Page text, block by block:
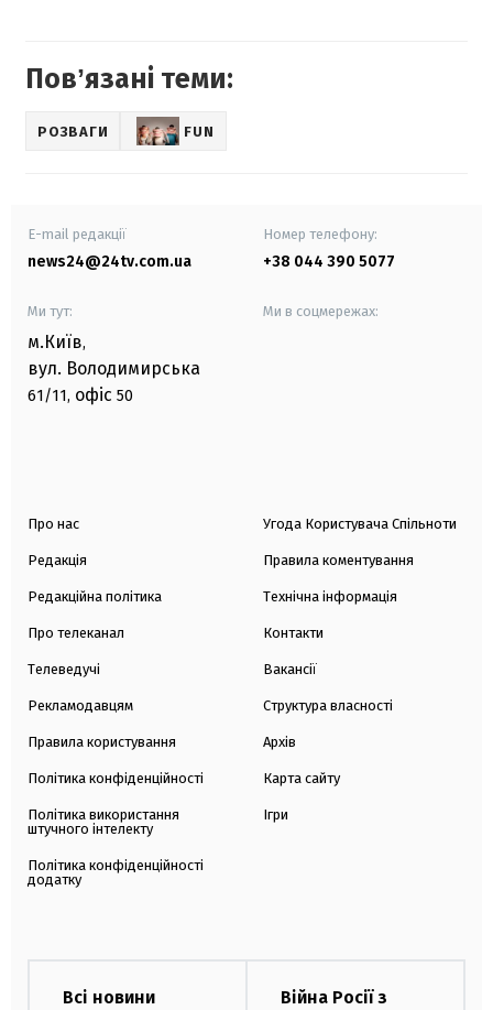
Повʼязані теми:
РОЗВАГИ FUN
E-mail редакції
news24@24tv.com.ua
Номер телефону:
+38 044 390 5077
Ми тут:
м.Київ,
вул. Володимирська
61/11, офіс 50
Ми в соцмережах:
Про нас
Редакція
Редакційна політика
Про телеканал
Телеведучі
Рекламодавцям
Правила користування
Політика конфіденційності
Політика використання
штучного інтелекту
Політика конфіденційності
додатку
Угода Користувача Спільноти
Правила коментування
Технічна інформація
Контакти
Вакансії
Структура власності
Архів
Карта сайту
Ігри
Всі новини
Війна Росії з